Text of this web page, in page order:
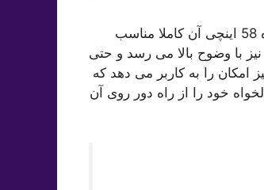
بلندگوهای استفاده شده در این تلویزیون، ۱۰ وات توان دارند که برای اندازه 58 اینچی آن کاملا مناسب
با وضوح بالا می رسد و حتی
را به کاربر می دهد که
خود را از راه دور روی آن